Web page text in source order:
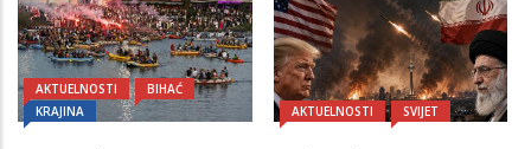
AKTUELNOSTI
BIHAĆ
KRAJINA
AKTUELNOSTI SVIJET